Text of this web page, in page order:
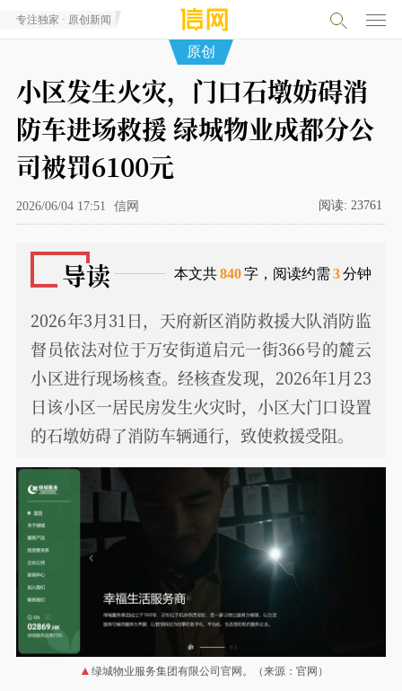
专注独家 · 原创新闻
原创
小区发生火灾，门口石墩妨碍消
防车进场救援 绿城物业成都分公
司被罚6100元
2026/06/04 17:51 信网 阅读: 23761
导读 本文共840字，阅读约需 3分钟
2026年3月31日，天府新区消防救援大队消防监
督员依法对位于万安街道启元一街366号的麓云
小区进行现场核查。经核查发现，2026年1月23
日该小区一居民房发生火灾时，小区大门口设置
的石墩妨碍了消防车辆通行，致使救援受阻。
绿城物业服务集团有限公司官网。（来源：官网）